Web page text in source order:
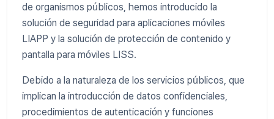
de organismos públicos, hemos introducido la
solución de seguridad para aplicaciones móviles
LIAPP y la solución de protección de contenido y
pantalla para móviles LISS.
Debido a la naturaleza de los servicios públicos, que
implican la introducción de datos confidenciales,
procedimientos de autenticación y funciones